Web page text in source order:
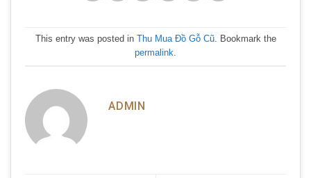
This entry was posted in Thu Mua Đồ Gỗ Cũ. Bookmark the
permalink.
ADMIN